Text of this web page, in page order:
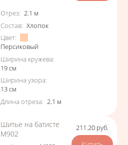
Характеристики
Отрез: 2.1 м
Состав: Хлопок
Цвет:
Персиковый
Ширина кружева:
19см
Ширина узора:
13см
Длина отреза: 2.1 м
Шитье на батисте
М902
Цена
211.20 руб.